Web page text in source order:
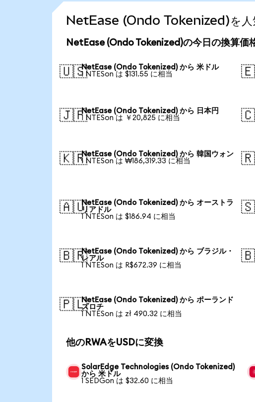
NetEase (Ondo Tokenized)を人
NetEase (Ondo Tokenized)の今日の換算価
🇺🇸NetEase (Ondo Tokenized) から 米ドル
1 NTESon は $131.55 に相当
🇯🇵NetEase (Ondo Tokenized) から 日本円
1 NTESon は ￥20,825 に相当
🇰🇷NetEase (Ondo Tokenized) から 韓国ウォン
1 NTESon は ₩186,319.33 に相当
🇦🇺NetEase (Ondo Tokenized) から オーストラ
リアドル
1 NTESon は $186.94 に相当
🇧🇷NetEase (Ondo Tokenized) から ブラジル・
レアル
1 NTESon は R$672.39 に相当
🇵🇱NetEase (Ondo Tokenized) から ポーランド
ズロチ
1 NTESon は zł 490.32 に相当
他のRWAをUSDに変換
SolarEdge Technologies (Ondo Tokenized)
から 米ドル
1 SEDGon は $32.60 に相当